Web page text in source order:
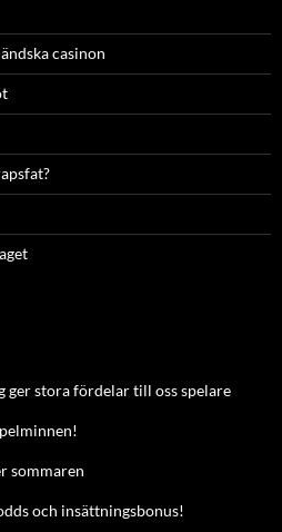
casinon
ger stora fördelar till oss spelare
sommaren
och insättningsbonus!